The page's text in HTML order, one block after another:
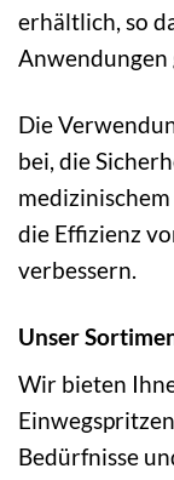
erhältlich, so
Anwendungen
Die
bei, die
die Effizienz
verbessern.
Unser
Wir bieten
Bedürfnisse